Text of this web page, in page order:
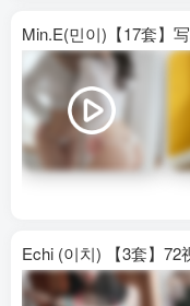
Min.E(민이)【17套】
Echi (이치) 【3套】72